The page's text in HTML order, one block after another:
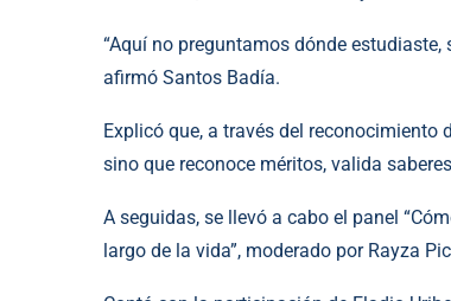
“Aquí no preguntamos dónde
afirmó Santos Badía.
Explicó que, a través del reconocimiento
sino que reconoce méritos, valida
A seguidas, se llevó a cabo el panel
largo de la vida”, moderado por Rayza